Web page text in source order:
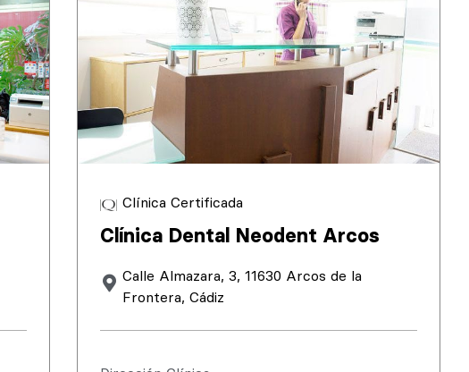
Clínica Certificada
Clínica Dental Neodent Arcos
Calle Almazara, 3, 11630 Arcos de la
Frontera, Cádiz